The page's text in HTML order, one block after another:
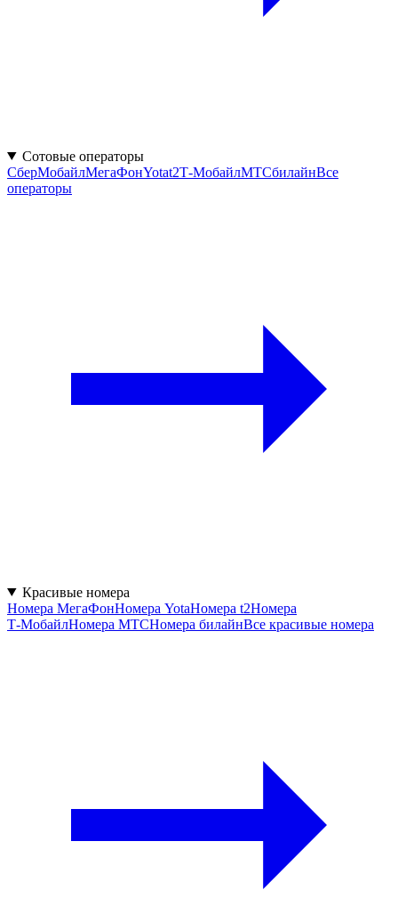
Сотовые операторы
СберМобайлМегаФонYotat2Т‑МобайлМТСбилайнВсе
операторы
Красивые номера
Номера МегаФонНомера YotaНомера t2Номера
Т‑МобайлНомера МТСНомера билайнВсе красивые номера